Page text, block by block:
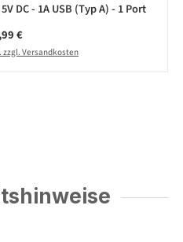
DC - 1A USB (Typ A) - 1 Port
Preis:
€
zzgl. Versandkosten